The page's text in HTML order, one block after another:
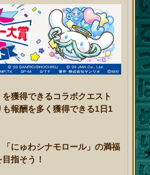
を獲得できるコラボクエスト
報酬を多く獲得できる1日1
にゅわシナモロール」の満福
指そう！